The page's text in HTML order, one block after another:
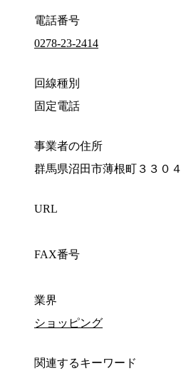
電話番号
0278-23-2414
回線種別
固定電話
事業者の住所
群馬県沼田市薄根町３３０４
URL
FAX番号
業界
ショッピング
関連するキーワード